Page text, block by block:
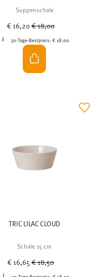
Suppenschale
€ 16,20Price reduced from
€ 18,00
30-Tage-Bestpreis:€ 18,00
TRIC LILAC CLOUD
Schale 15 cm
€ 16,65Price reduced from
€ 18,50